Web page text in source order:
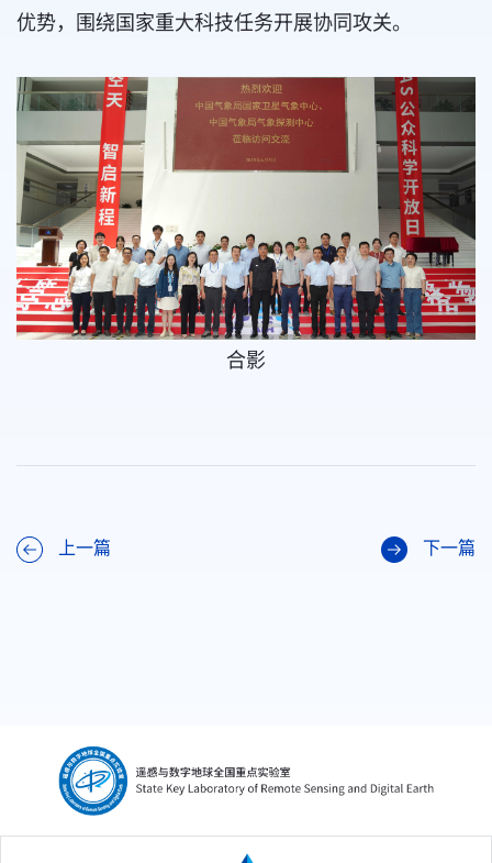
优势，围绕国家重大科技任务开展协同攻关。
合影
上一篇 下一篇